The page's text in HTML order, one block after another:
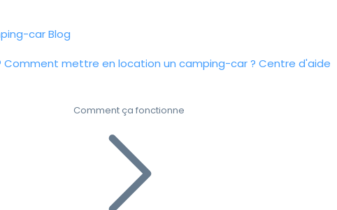
carBlog
Comment mettre en location un camping-car ? Centre d'aide
Comment ça fonctionne